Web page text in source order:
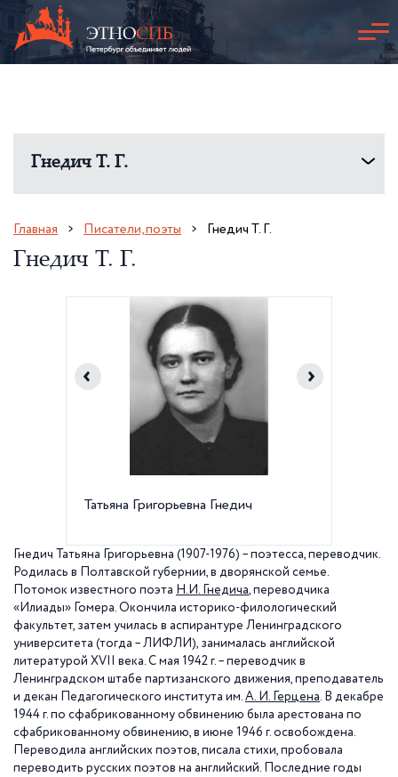
Гнедич Т. Г.
Главная Писатели, поэты Гнедич Т. Г.
Гнедич Т. Г.
Татьяна Григорьевна Гнедич
Гнедич Татьяна Григорьевна (1907-1976) – поэтесса, переводчик.
Родилась в Полтавской губернии, в дворянской семье.
Потомок известного поэта Н.И. Гнедича, переводчика
«Илиады» Гомера. Окончила историко-филологический
факультет, затем училась в аспирантуре Ленинградского
университета (тогда – ЛИФЛИ), занималась английской
литературой XVII века. С мая 1942 г. – переводчик в
Ленинградском штабе партизанского движения, преподаватель
и декан Педагогического института им. А. И. Герцена. В декабре
1944 г. по сфабрикованному обвинению была арестована по
сфабрикованному обвинению, в июне 1946 г. освобождена.
Переводила английских поэтов, писала стихи, пробовала
переводить русских поэтов на английский. Последние годы